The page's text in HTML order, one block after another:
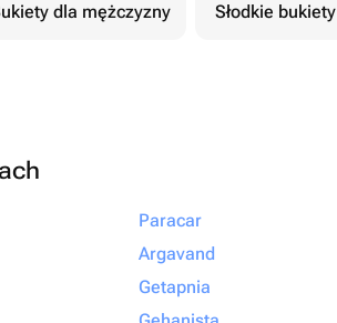
dla mężczyzny Słodkie bukiety
Paracar
Argavand
Getapnia